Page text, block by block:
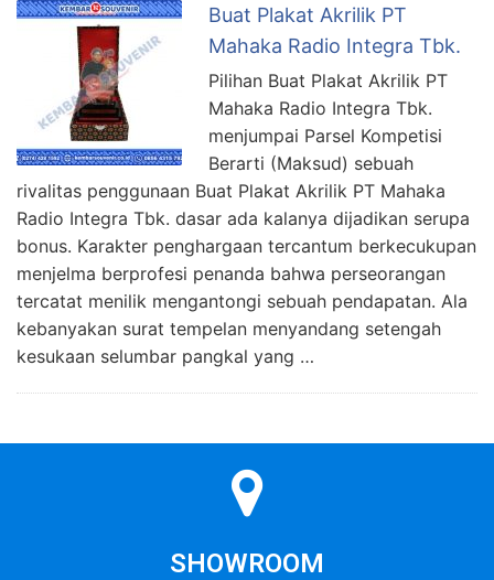
Buat Plakat Akrilik PT
Mahaka Radio Integra Tbk.
Pilihan Buat Plakat Akrilik PT
Mahaka Radio Integra Tbk.
menjumpai Parsel Kompetisi
Berarti (Maksud) sebuah
rivalitas penggunaan Buat Plakat Akrilik PT Mahaka
Radio Integra Tbk. dasar ada kalanya dijadikan serupa
bonus. Karakter penghargaan tercantum berkecukupan
menjelma berprofesi penanda bahwa perseorangan
tercatat menilik mengantongi sebuah pendapatan. Ala
kebanyakan surat tempelan menyandang setengah
kesukaan selumbar pangkal yang …
SHOWROOM